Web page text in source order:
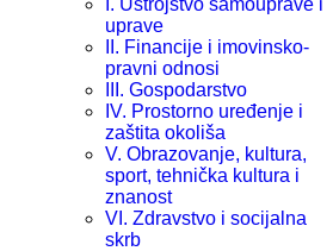
I. Ustrojstvo samouprave i
uprave
II. Financije i imovinsko-
pravni odnosi
III. Gospodarstvo
IV. Prostorno uređenje i
zaštita okoliša
V. Obrazovanje, kultura,
sport, tehnička kultura i
znanost
VI. Zdravstvo i socijalna
skrb